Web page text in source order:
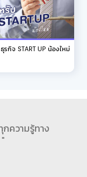
กิจ START UP น้องใหม่
ความรู้ทาง